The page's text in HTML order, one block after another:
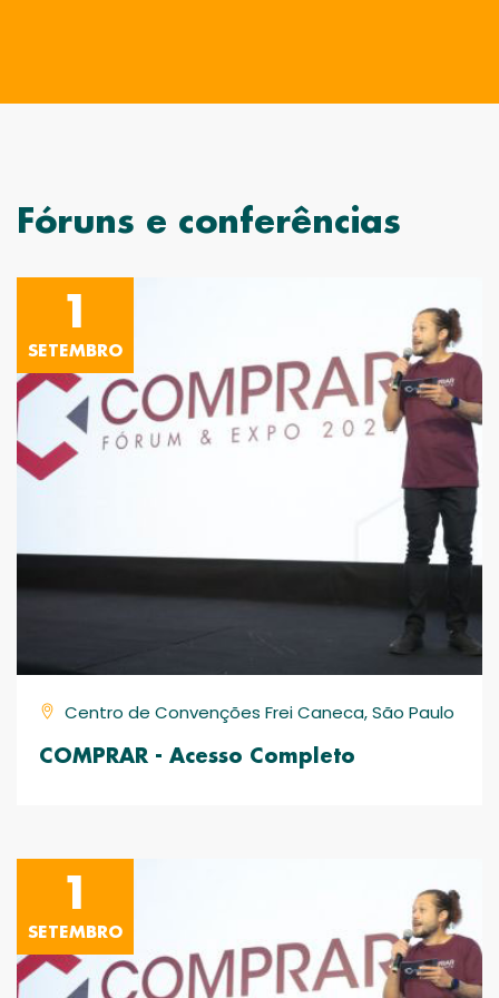
Fóruns e conferências
1
SETEMBRO
Centro de Convenções Frei Caneca, São Paulo
COMPRAR - Acesso Completo
1
SETEMBRO